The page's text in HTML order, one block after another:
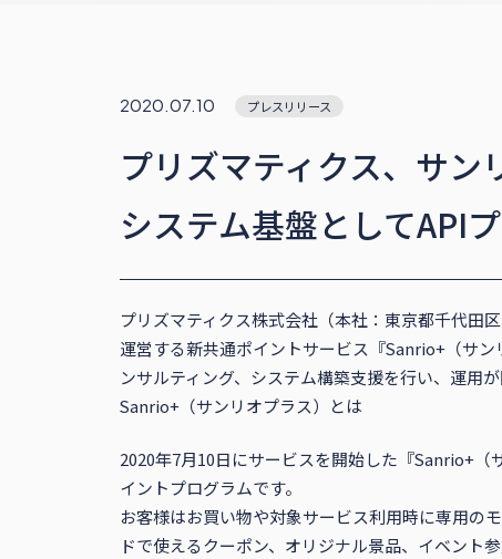
2020.07.10 プレスリリース
プリズマティクス、サ
システム基盤としてAPI
プリズマティクス株式会社（本社：東京都千代田
運営する新共通ポイントサービス『Sanrio+（サ
ンサルティング、システム構築支援を行い、運用
Sanrio+（サンリオプラス）とは
2020年7月10日にサービスを開始した『Sanrio+
イントプログラムです。
お客様はお買い物や対象サービス利用時に専用の
ドで使えるクーポン、オリジナル景品、イベント